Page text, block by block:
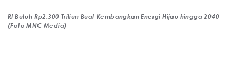
RI Butuh Rp2.300 Triliun Buat Kembangkan Energi Hijau hingga 2040
(Foto MNC Media)